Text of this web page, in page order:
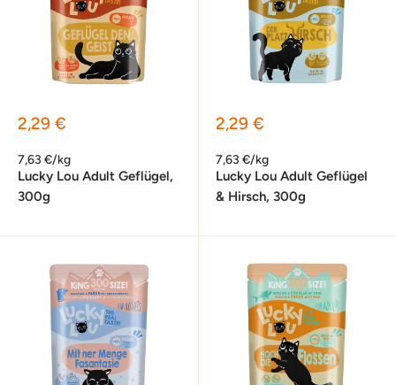
Sonderpreis
2,29 €
7,63 €/kg
Lucky Lou Adult Geflügel,
300g
Sonderpreis
2,29 €
7,63 €/kg
Lucky Lou Adult Geflügel
& Hirsch, 300g